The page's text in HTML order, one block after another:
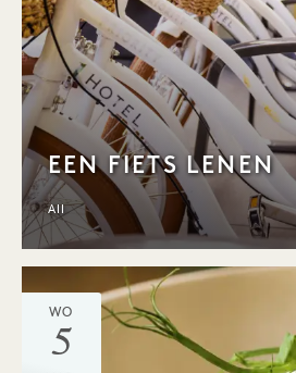
EEN FIETS LENEN
All
WO
5